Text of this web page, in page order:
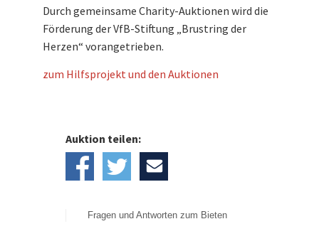
Durch gemeinsame Charity-Auktionen wird die
Förderung der VfB-Stiftung „Brustring der
Herzen“ vorangetrieben.
zum Hilfsprojekt und den Auktionen
Auktion teilen:
Fragen und Antworten zum Bieten